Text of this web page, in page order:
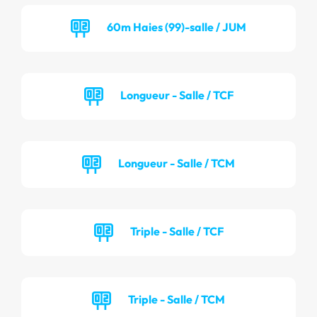
60m Haies (99)-salle / JUM
Longueur - Salle / TCF
Longueur - Salle / TCM
Triple - Salle / TCF
Triple - Salle / TCM